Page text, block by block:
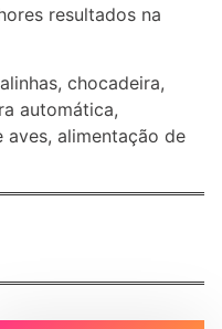
resultados na
chocadeira,
automática,
alimentação de